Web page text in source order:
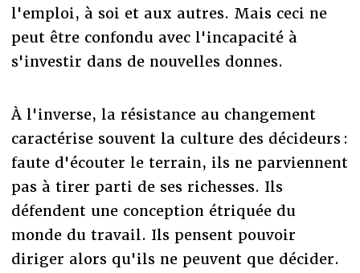
l'emploi, à soi et aux autres. Mais ceci ne
peut être confondu avec l'incapacité à
s'investir dans de nouvelles donnes.
À l'inverse, la résistance au changement
caractérise souvent la culture des décideurs :
faute d'écouter le terrain, ils ne parviennent
pas à tirer parti de ses richesses. Ils
défendent une conception étriquée du
monde du travail. Ils pensent pouvoir
diriger alors qu'ils ne peuvent que décider.